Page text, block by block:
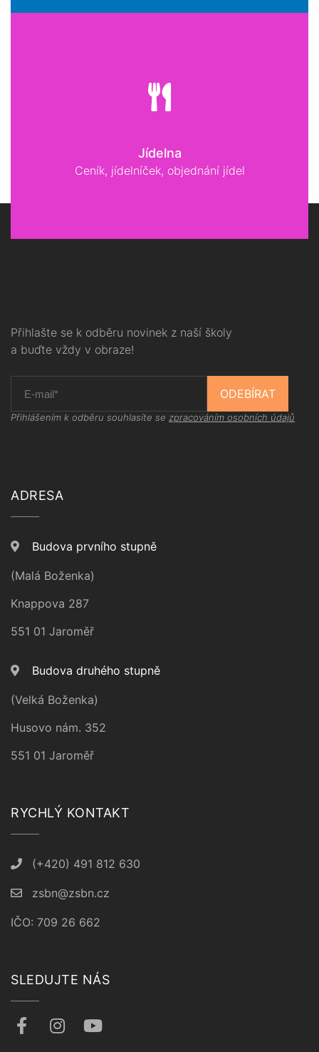
Jídelna
Ceník, jídelníček, objednání jídel
Přihlašte se k odběru novinek z naší školy
a buďte vždy v obraze!
ODEBÍRAT
Přihlášením k odběru souhlasíte se zpracováním osobních údajů
ADRESA
Budova prvního stupně
(Malá Boženka)
Knappova 287
551 01 Jaroměř
Budova druhého stupně
(Velká Boženka)
Husovo nám. 352
551 01 Jaroměř
RYCHLÝ KONTAKT
(+420) 491 812 630
zsbn@zsbn.cz
IČO: 709 26 662
SLEDUJTE NÁS